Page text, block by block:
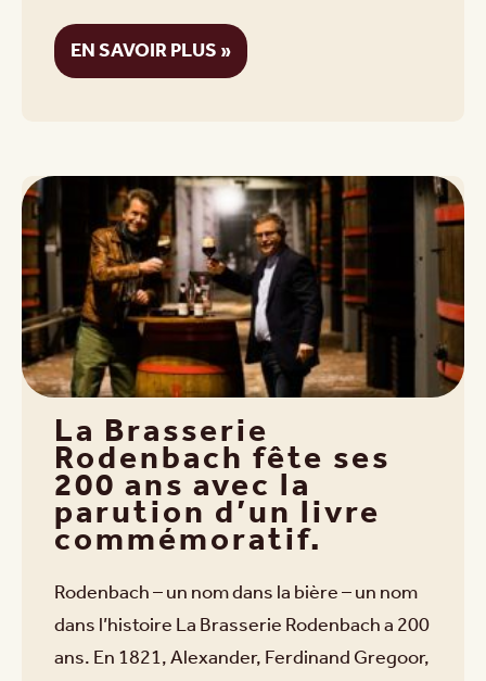
EN SAVOIR PLUS »
La Brasserie
Rodenbach fête ses
200 ans avec la
parution d’un livre
commémoratif.
Rodenbach – un nom dans la bière – un nom
dans l’histoire La Brasserie Rodenbach a 200
ans. En 1821, Alexander, Ferdinand Gregoor,